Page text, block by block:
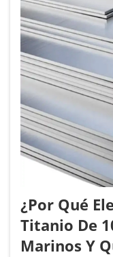
¿Por Qué
Titanio De
Marinos Y